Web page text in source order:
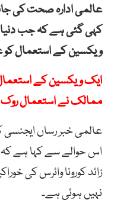
عالمی ادارہ صحت کی
کہی گئی ہے کہ جب
ویکسین کے استعمال کو
ممالک نے استعمال روک
عالمی خبر رساں
زائد کورونا وائرس کی
نہیں ہوئی ہے۔